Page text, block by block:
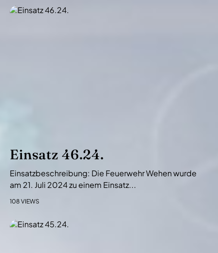
Einsatz 46.24.
Einsatzbeschreibung: Die Feuerwehr Wehen wurde
am 21. Juli 2024 zu einem Einsatz...
108 VIEWS